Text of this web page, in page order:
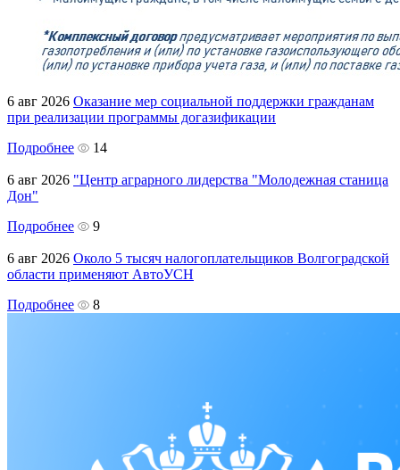
6 авг 2026 Оказание мер социальной поддержки гражданам
при реализации программы догазификации
Подробнее
14
6 авг 2026 "Центр аграрного лидерства "Молодежная станица
Дон"
Подробнее
9
6 авг 2026 Около 5 тысяч налогоплательщиков Волгоградской
области применяют АвтоУСН
Подробнее
8